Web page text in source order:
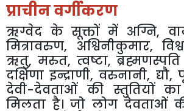
प्राचीनवर्गीकरण
ऋग्वेद के सूक्तों में अग्नि,
मित्रावरुण, अश्विनीकुमार,
ऋतु, मरुत, त्वष्टा,ब्रह्मणस्पति
दक्षिणा इन्द्राणी, वरुनानी, द्यौ,
देवी-देवताओं की स्तुतियों का
मिलता है। जो लोग देवताओं